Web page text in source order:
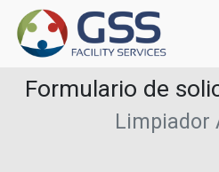
Formulario de
Limpiador